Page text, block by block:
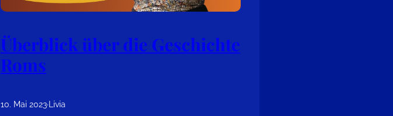
Überblick über die Geschichte
Roms
10. Mai 2023·Livia